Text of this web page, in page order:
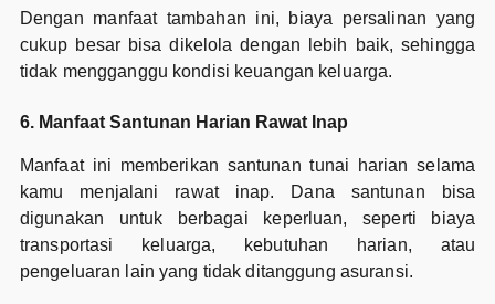
Dengan manfaat tambahan ini, biaya persalinan yang
cukup besar bisa dikelola dengan lebih baik, sehingga
tidak mengganggu kondisi keuangan keluarga.
6. Manfaat Santunan Harian Rawat Inap
Manfaat ini memberikan santunan tunai harian selama
kamu menjalani rawat inap. Dana santunan bisa
digunakan untuk berbagai keperluan, seperti biaya
transportasi keluarga, kebutuhan harian, atau
pengeluaran lain yang tidak ditanggung asuransi.